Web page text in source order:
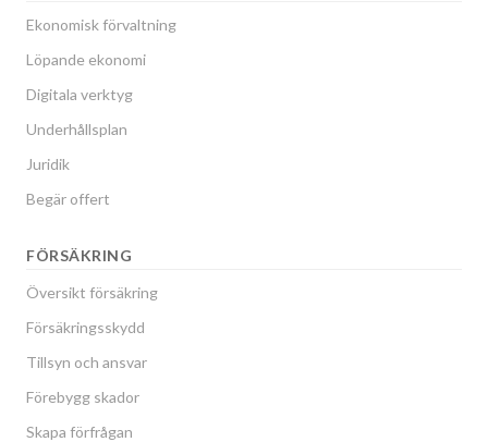
Ekonomisk förvaltning
Löpande ekonomi
Digitala verktyg
Underhållsplan
Juridik
Begär offert
FÖRSÄKRING
Översikt försäkring
Försäkringsskydd
Tillsyn och ansvar
Förebygg skador
Skapa förfrågan